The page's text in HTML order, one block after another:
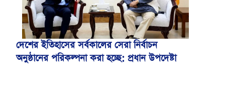
দেশের ইতিহাসের সর্বকালের সেরা নির্বাচন
অনুষ্ঠানের পরিকল্পনা করা হচ্ছে: প্রধান উপদেষ্টা